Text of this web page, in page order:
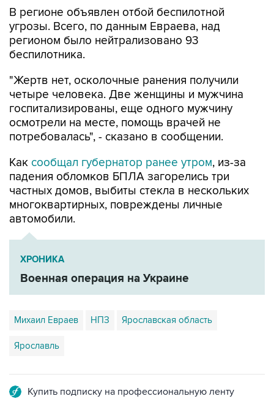
В регионе объявлен отбой беспилотной
угрозы. Всего, по данным Евраева, над
регионом было нейтрализовано 93
беспилотника.
"Жертв нет, осколочные ранения получили
четыре человека. Две женщины и мужчина
госпитализированы, еще одного мужчину
осмотрели на месте, помощь врачей не
потребовалась", - сказано в сообщении.
Как сообщал губернатор ранее утром, из-за
падения обломков БПЛА загорелись три
частных домов, выбиты стекла в нескольких
многоквартирных, повреждены личные
автомобили.
ХРОНИКА
Военная операция на Украине
Михаил Евраев НПЗ Ярославская область
Ярославль
Купить подписку на профессиональную ленту